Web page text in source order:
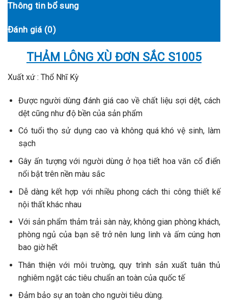
Thông tin bổ sung
Đánh giá (0)
THẢM LÔNG XÙ ĐƠN SẮC S1005
Xuất xứ : Thổ Nhĩ Kỳ
Được người dùng đánh giá cao về chất liệu sợi dệt, cách
dệt cũng như độ bền của sản phẩm
Có tuổi thọ sử dụng cao và không quá khó vệ sinh, làm
sạch
Gây ấn tượng với người dùng ở họa tiết hoa văn cổ điển
nổi bật trên nền màu sắc
Dễ dàng kết hợp với nhiều phong cách thi công thiết kế
nội thất khác nhau
Với sản phẩm thảm trải sàn này, không gian phòng khách,
phòng ngủ của bạn sẽ trở nên lung linh và ấm cúng hơn
bao giờ hết
Thân thiện với môi trường, quy trình sản xuất tuân thủ
nghiêm ngặt các tiêu chuẩn an toàn của quốc tế
Đảm bảo sự an toàn cho người tiêu dùng.